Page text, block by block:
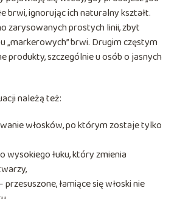
brwi, ignorując ich naturalny kształt.
zarysowanych prostych linii, zbyt
„markerowych” brwi. Drugim częstym
produkty, szczególnie u osób o jasnych
należą też:
włosków, po którym zostaje tylko
wysokiego łuku, który zmienia
łamiące się włoski nie